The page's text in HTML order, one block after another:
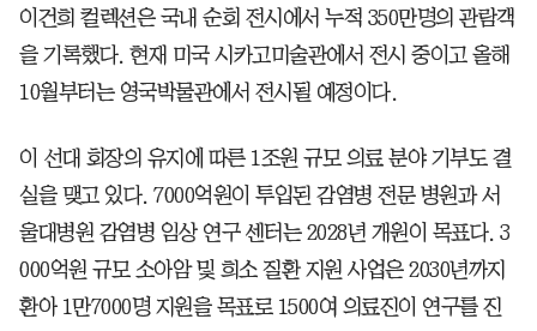
이건희 컬렉션은 국내 순회 전시에서 누적 350만명의 관람객
을 기록했다. 현재 미국 시카고미술관에서 전시 중이고 올해
10월부터는 영국박물관에서 전시될 예정이다.
이 선대 회장의 유지에 따른 1조원 규모 의료 분야 기부도 결
실을 맺고 있다. 7000억원이 투입된 감염병 전문 병원과 서
울대병원 감염병 임상 연구 센터는 2028년 개원이 목표다. 3
000억원 규모 소아암 및 희소 질환 지원 사업은 2030년까지
환아 1만7000명 지원을 목표로 1500여 의료진이 연구를 진